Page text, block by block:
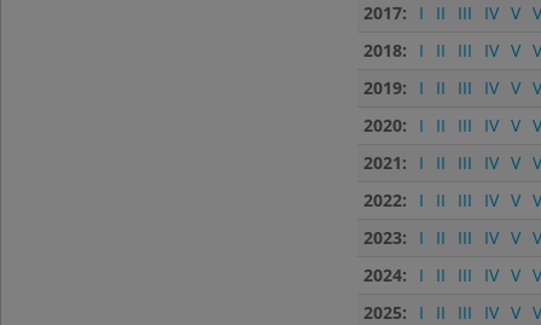
2017:
I II III IV V
2018:
I II III IV V
2019:
I II III IV V
2020:
I II III IV V
2021:
I II III IV V
2022:
I II III IV V
2023:
I II III IV V
2024:
I II III IV V
2025:
I II III IV V